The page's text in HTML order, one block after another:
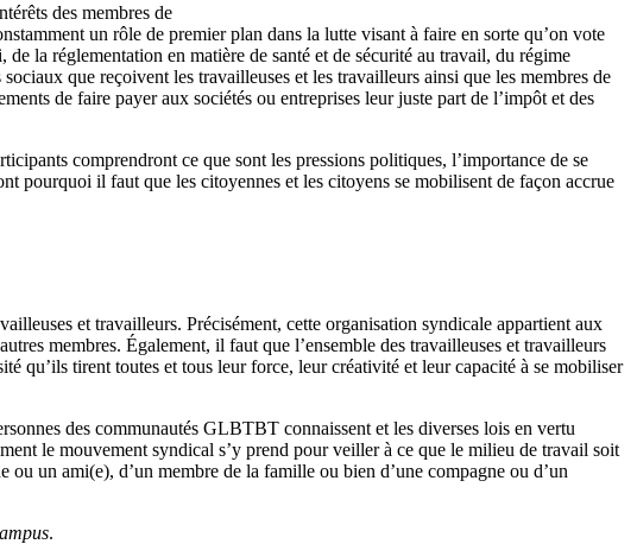
des membres de
un rôle de premier plan dans la lutte visant à faire en sorte qu’on vote
, de la réglementation en matière de santé et de sécurité au travail, du régime
sociaux que reçoivent les travailleuses et les travailleurs ainsi que les membres de
de faire payer aux sociétés ou entreprises leur juste part de l’impôt et des
comprendront ce que sont les pressions politiques, l’importance de se
pourquoi il faut que les citoyennes et les citoyens se mobilisent de façon accrue
et travailleurs. Précisément, cette organisation syndicale appartient aux
autres membres. Également, il faut que l’ensemble des travailleuses et travailleurs
qu’ils tirent toutes et tous leurforce, leur créativité et leur capacité à se mobiliser
des communautés GLBTBT connaissent et les diverses lois en vertu
le mouvement syndical s’y prend pourveiller à ce que le milieu de travail soit
ou un ami(e), d’un membre de la famille ou bien d’une compagne ou d’un
.